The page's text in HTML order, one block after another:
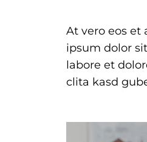
At vero eos et
ipsum dolor
labore et
clita kasd